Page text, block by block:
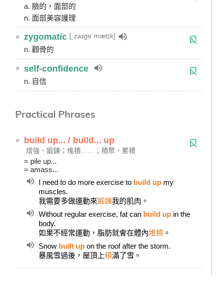
a. 臉的，面部的
n. 面部美容護理
● zygomatic [͵zaɪgəˋmætɪk]
n. 顴骨的
● self-confidence
n. 自信
Practical Phrases
● build up... / build... up
增強、鍛鍊；堆積……；積聚，累積
= pile up...
= amass...
I need to do more exercise to build up my
muscles.
我需要多做運動來鍛鍊我的肌肉。
Without regular exercise, fat can build up in the
body.
如果不經常運動，脂肪就會在體內堆積 。
Snow built up on the roof after the storm.
暴風雪過後，屋頂上積滿了雪。